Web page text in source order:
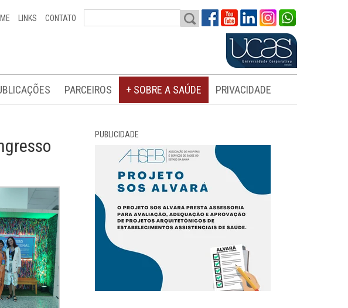
LINKS CONTATO
PARCEIROS + SOBRE A SAÚDE PRIVACIDADE
PUBLICIDADE